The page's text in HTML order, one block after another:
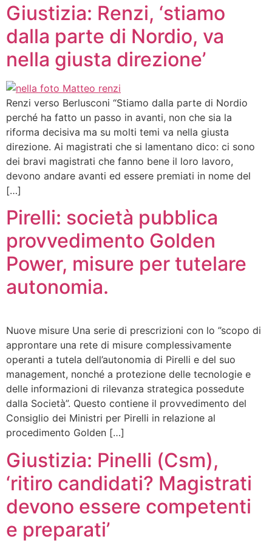
Giustizia: Renzi, ‘stiamo
dalla parte di Nordio, va
nella giusta direzione’
Renzi verso Berlusconi “Stiamo dalla parte di Nordio
perché ha fatto un passo in avanti, non che sia la
riforma decisiva ma su molti temi va nella giusta
direzione. Ai magistrati che si lamentano dico: ci sono
dei bravi magistrati che fanno bene il loro lavoro,
devono andare avanti ed essere premiati in nome del
[…]
Pirelli: società pubblica
provvedimento Golden
Power, misure per tutelare
autonomia.
Nuove misure Una serie di prescrizioni con lo ”scopo di
approntare una rete di misure complessivamente
operanti a tutela dell’autonomia di Pirelli e del suo
management, nonché a protezione delle tecnologie e
delle informazioni di rilevanza strategica possedute
dalla Società”. Questo contiene il provvedimento del
Consiglio dei Ministri per Pirelli in relazione al
procedimento Golden […]
Giustizia: Pinelli (Csm),
‘ritiro candidati? Magistrati
devono essere competenti
e preparati’